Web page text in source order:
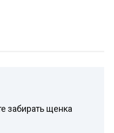
забирать щенка